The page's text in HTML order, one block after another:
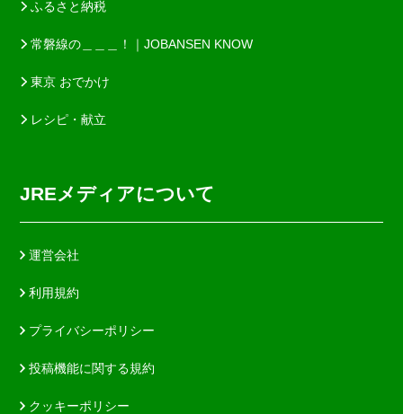
ふるさと納税
常磐線の＿＿＿！｜JOBANSEN KNOW
東京 おでかけ
レシピ・献立
JREメディアについて
運営会社
利用規約
プライバシーポリシー
投稿機能に関する規約
クッキーポリシー